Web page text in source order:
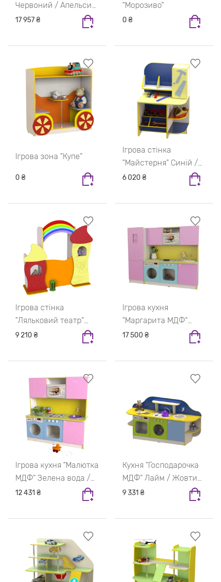
Червоний / Апельсин
/ Синій
17 957 ₴
"Морозиво"
0 ₴
Ігрова зона "Купе"
0 ₴
Ігрова стінка
"Майстерня" Синій /
Жовтий
6 020 ₴
Ігрова стінка
"Ляльковий театр"
Червоний / Жовтий /
9 210 ₴
Ігрова кухня
"Маргарита МДФ"
Зелена вода /
Жовтий / Блакитний
/ Рожевий
17 500 ₴
Ігрова кухня "Малютка
МДФ" Зелена вода /
Жовтий / Блакитний
12 431 ₴
Кухня "Господарочка
МДФ" Лайм / Жовтий
/ Блакитний / Синій
9 331 ₴